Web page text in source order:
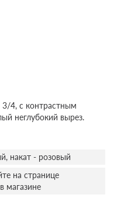
3/4, с контрастным
неглубокий вырез.
накат - розовый
на странице
магазине